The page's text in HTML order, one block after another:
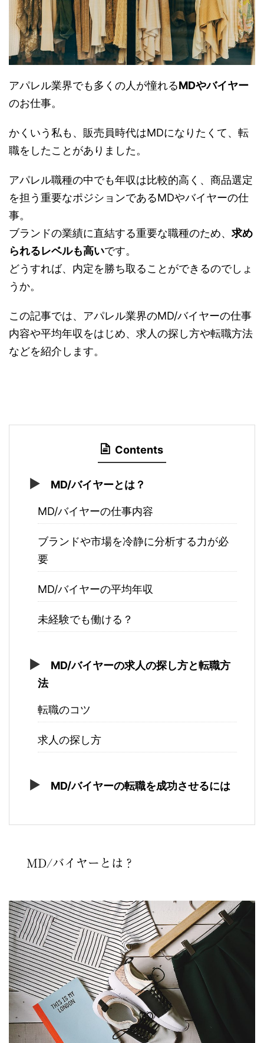
アパレル業界でも多くの人が憧れるMDやバイヤー
のお仕事。
かくいう私も、販売員時代はMDになりたくて、転
職をしたことがありました。
アパレル職種の中でも年収は比較的高く、商品選定
を担う重要なポジションであるMDやバイヤーの仕
事。
ブランドの業績に直結する重要な職種のため、 求め
られるレベルも高いです。
どうすれば、内定を勝ち取ることができるのでしょ
うか。
この記事では、アパレル業界のMD/バイヤーの仕事
内容や平均年収をはじめ、求人の探し方や転職方法
などを紹介します。
Contents
MD/バイヤーとは？
MD/バイヤーの仕事内容
ブランドや市場を冷静に分析する力が必
要
MD/バイヤーの平均年収
未経験でも働ける？
MD/バイヤーの求人の探し方と転職方
法
転職のコツ
求人の探し方
MD/バイヤーの転職を成功させるには
MD/バイヤーとは？